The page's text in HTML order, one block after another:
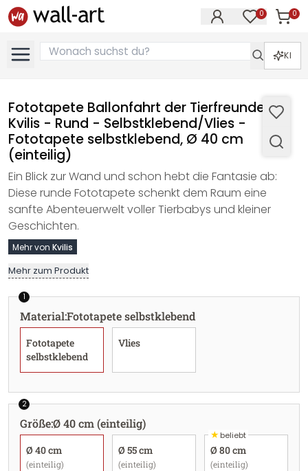
0 0
KI
Fototapete Ballonfahrt der Tierfreunde -
Kvilis - Rund - Selbstklebend/Vlies -
Fototapete selbstklebend, Ø 40 cm
(einteilig)
Ein Blick zur Wand und schon hebt die Fantasie ab:
Diese runde Fototapete schenkt dem Raum eine
sanfte Abenteuerwelt voller Tierbabys und kleiner
Geschichten.
Mehr von Kvilis
Mehr zum Produkt
1
Material:Fototapete selbstklebend
Fototapete
selbstklebend
Vlies
2
Größe:Ø 40 cm (einteilig)
Ø 40 cm
(einteilig)
Ø 55 cm
(einteilig)
★beliebt
Ø 80 cm
(einteilig)